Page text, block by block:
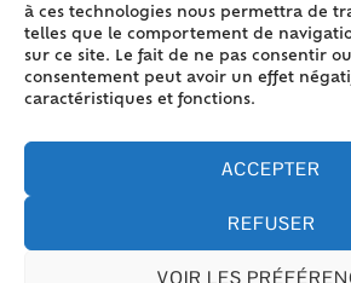
à ces technologies nous permettra de
telles que le comportement de
sur ce site. Le fait de ne pas consentir
consentement peut avoir un effet
caractéristiques et fonctions.
ACCEPTER
REFUSER
VOIR LES
Contact
Plan du site
Mentions légales
Politique de cookies